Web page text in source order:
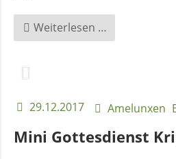
Jugendarbeit
Evangelisches
&
Weiterlesen …
und
29.12.2017
Amelunxen
Mini Gottesdienst